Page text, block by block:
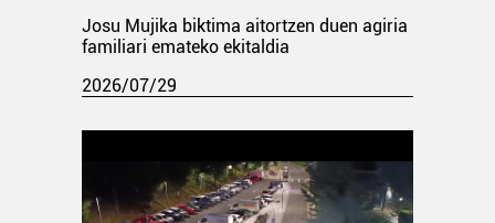
Josu Mujika biktima aitortzen duen agiria
familiari emateko ekitaldia
2026/07/29